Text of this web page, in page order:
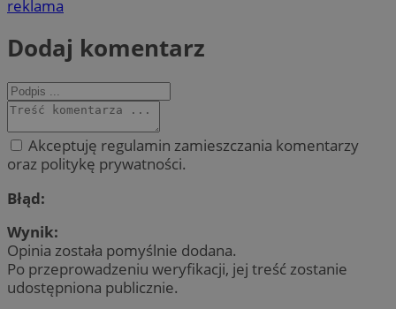
reklama
Dodaj komentarz
Akceptuję regulamin zamieszczania komentarzy
oraz politykę prywatności.
Błąd:
Wynik:
Opinia została pomyślnie dodana.
Po przeprowadzeniu weryfikacji, jej treść zostanie
udostępniona publicznie.